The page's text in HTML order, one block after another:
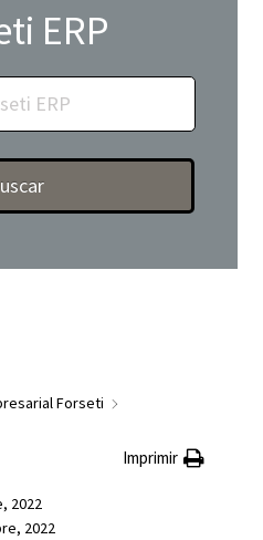
ERP
Forseti
Imprimir
2022
2022